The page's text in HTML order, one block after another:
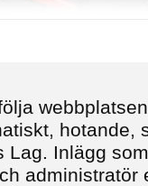
hotande,
Lag. Inlägg